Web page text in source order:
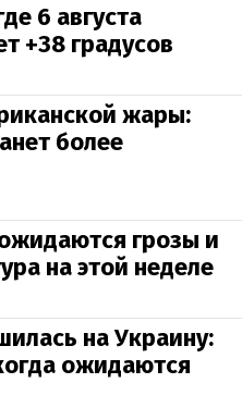
6 августа
+38 градусов
жары:
более
грозы и
на этой неделе
на Украину:
ожидаются